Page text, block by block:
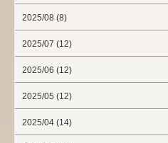
2025/08 (8)
2025/07 (12)
2025/06 (12)
2025/05 (12)
2025/04 (14)